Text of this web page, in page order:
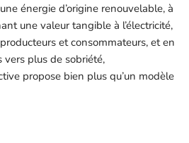
énergie d’origine renouvelable, à
une valeur tangible à l’électricité,
et consommateurs, et en
plus de sobriété,
propose bien plus qu’un modèle